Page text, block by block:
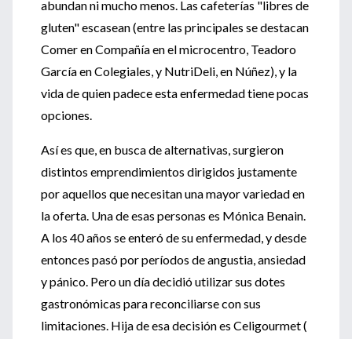
abundan ni mucho menos. Las cafeterías "libres de
gluten" escasean (entre las principales se destacan
Comer en Compañía en el microcentro, Teadoro
García en Colegiales, y NutriDeli, en Núñez), y la
vida de quien padece esta enfermedad tiene pocas
opciones.
Así es que, en busca de alternativas, surgieron
distintos emprendimientos dirigidos justamente
por aquellos que necesitan una mayor variedad en
la oferta. Una de esas personas es Mónica Benain.
A los 40 años se enteró de su enfermedad, y desde
entonces pasó por períodos de angustia, ansiedad
y pánico. Pero un día decidió utilizar sus dotes
gastronómicas para reconciliarse con sus
limitaciones. Hija de esa decisión es Celigourmet (